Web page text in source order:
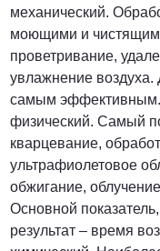
механический.
моющими и
проветривание,
увлажнение
самым эффективным.
физический. Самый
кварцевание,
ультрафиолетовое
обжигание,
Основной показатель,
результат – время